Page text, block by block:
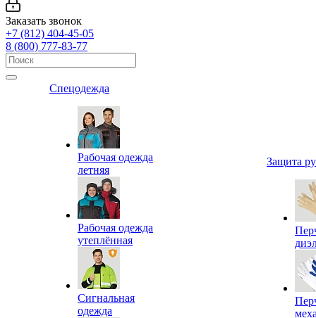
Заказать звонок
+7 (812) 404-45-05
8 (800) 777-83-77
Спецодежда
Рабочая одежда
летняя
Рабочая одежда
утеплённая
Сигнальная
одежда
Защита